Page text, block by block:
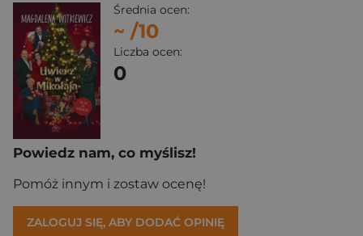
Średnia ocen:
~ /10
Liczba ocen:
0
Powiedz nam, co myślisz!
Pomóż innym i zostaw ocenę!
ZALOGUJ SIĘ, ABY DODAĆ OPINIĘ